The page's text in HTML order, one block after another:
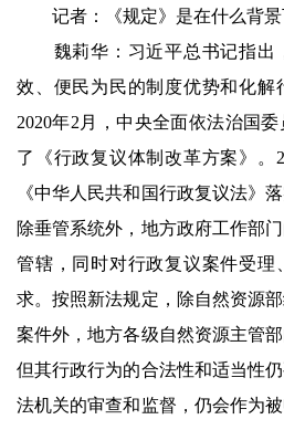
记者：《规定》是在什么背景
魏莉华：习近平总书记指出
效、便民为民的制度优势和化解
2020年2月，中央全面依法治国
了《行政复议体制改革方案》。
《中华人民共和国行政复议法》
除垂管系统外，地方政府工作部
管辖，同时对行政复议案件受理
求。按照新法规定，除自然资源
案件外，地方各级自然资源主管
但其行政行为的合法性和适当性
法机关的审查和监督，仍会作为